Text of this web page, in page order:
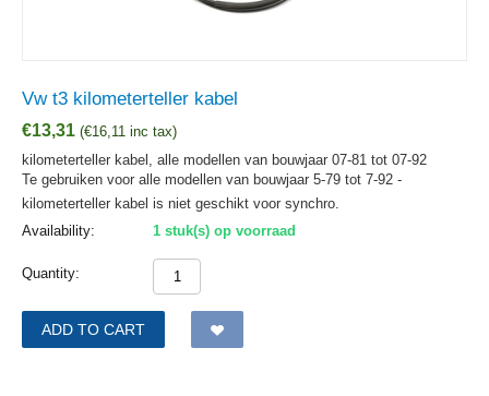
Vw t3 kilometerteller kabel
€13,31 (€16,11 inc tax)
kilometerteller kabel, alle modellen van bouwjaar 07-81 tot 07-92
Te gebruiken voor alle modellen van bouwjaar 5-79 tot 7-92 -
kilometerteller kabel is niet geschikt voor synchro.
Availability:
1 stuk(s) op voorraad
Quantity:
ADD TO CART